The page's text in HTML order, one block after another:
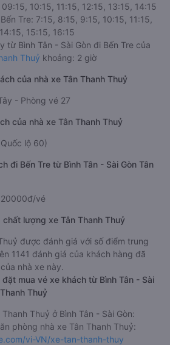
10:15, 11:15, 12:15, 13:15, 14:15
Tre: 7:15, 8:15, 9:15, 10:15, 11:15,
15:15, 16:15
từ Bình Tân - Sài Gòn đi Bến Tre của
Thuỷ khoảng: 2 giờ
của nhà xe Tân Thanh Thuỷ
- Phòng vé 27
của nhà xe Tân Thanh Thuỷ
lộ 60)
đi Bến Tre từ Bình Tân - Sài Gòn Tân
vé
lượng xe Tân Thanh Thuỷ
được đánh giá với số điểm trung
1141 đánh giá của khách hàng đã
nhà xe này.
mua vé xe khách từ Bình Tân - Sài
Thuỷ
Thuỷ ở Bình Tân - Sài Gòn:
phòng nhà xe Tân Thanh Thuỷ:
vi-VN/xe-tan-thanh-thuy